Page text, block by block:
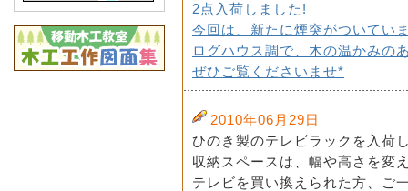
2点入荷しました!
今回は、新たに煙突がついてい
ログハウス調で、木の温かみの
ぜひご覧くださいませ*
2010年06月29日
ひのき製のテレビラックを入荷
収納スペースは、幅や高さを変
テレビを買い換えられた方、ご